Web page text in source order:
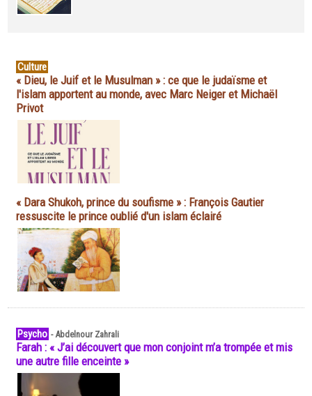
Culture
« Dieu, le Juif et le Musulman » : ce que le judaïsme et
l'islam apportent au monde, avec Marc Neiger et Michaël
Privot
« Dara Shukoh, prince du soufisme » : François Gautier
ressuscite le prince oublié d'un islam éclairé
Psycho -Abdelnour Zahrali
Farah : « J’ai découvert que mon conjoint m’a trompée et mis
une autre fille enceinte »